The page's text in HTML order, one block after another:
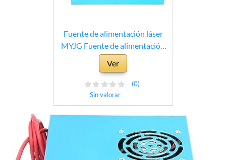
Fuente de alimentación láser
MYJG Fuente de alimentación
de Alto Rendimiento 50W 100%
Nueva aleación de Aluminio
CO2 para máquina cortadora de
Grabado de Tubos láser
Ver
Sin valorar
(0)